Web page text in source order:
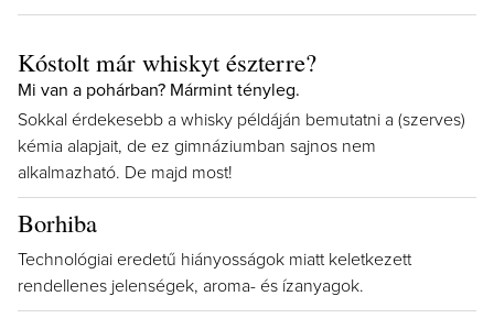
Kóstolt már whiskyt észterre?
Mi van a pohárban? Mármint tényleg.
Sokkal érdekesebb a whisky példáján bemutatni a (szerves)
kémia alapjait, de ez gimnáziumban sajnos nem
alkalmazható. De majd most!
Borhiba
Technológiai eredetű hiányosságok miatt keletkezett
rendellenes jelenségek, aroma- és ízanyagok.